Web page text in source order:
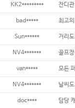
KK2*********
bad*****
Sun******
NV4*******
van*****
NV4*******
doc****